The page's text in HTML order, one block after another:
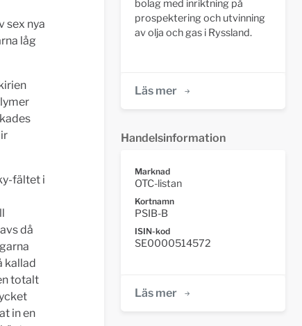
sex nya
låg
fältet i
då
kallad
totalt
in en
bolag med inriktning på
prospektering och utvinning
av olja och gas i Ryssland.
Läs mer
Handelsinformation
Marknad
OTC-listan
Kortnamn
PSIB-B
ISIN-kod
SE0000514572
Läs mer